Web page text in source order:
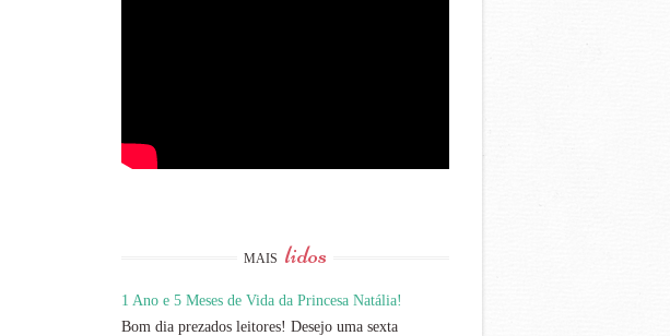
MAIS lidos
1 Ano e 5 Meses de Vida da Princesa Natália!
Bom dia prezados leitores! Desejo uma sexta